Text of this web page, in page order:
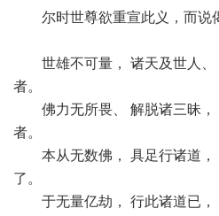
尔时世尊欲重宣此义，而说
世雄不可量， 诸天及世人、
者。
佛力无所畏、 解脱诸三昧，
者。
本从无数佛， 具足行诸道，
了。
于无量亿劫， 行此诸道已，